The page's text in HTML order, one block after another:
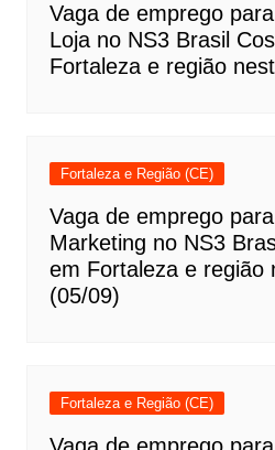
Vaga de emprego
Loja no NS3 Brasil
Fortaleza e região
Fortaleza e Região (CE)
Vaga de emprego
Marketing no NS3
em Fortaleza e região
(05/09)
Fortaleza e Região (CE)